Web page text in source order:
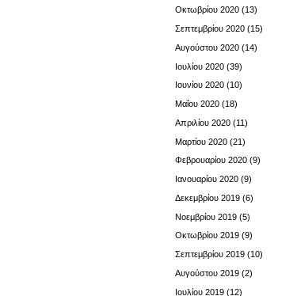
Οκτωβρίου 2020 (13)
Σεπτεμβρίου 2020 (15)
Αυγούστου 2020 (14)
Ιουλίου 2020 (39)
Ιουνίου 2020 (10)
Μαΐου 2020 (18)
Απριλίου 2020 (11)
Μαρτίου 2020 (21)
Φεβρουαρίου 2020 (9)
Ιανουαρίου 2020 (9)
Δεκεμβρίου 2019 (6)
Νοεμβρίου 2019 (5)
Οκτωβρίου 2019 (9)
Σεπτεμβρίου 2019 (10)
Αυγούστου 2019 (2)
Ιουλίου 2019 (12)